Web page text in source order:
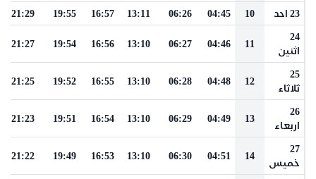
23 احد 10
04:45
06:26
13:11
16:57
19:55
21:29
24
اثنين
11
04:46
06:27
13:10
16:56
19:54
21:27
25
ثلاثاء
12
04:48
06:28
13:10
16:55
19:52
21:25
26
اربعاء
13
04:49
06:29
13:10
16:54
19:51
21:23
27
خميس
14
04:51
06:30
13:10
16:53
19:49
21:22